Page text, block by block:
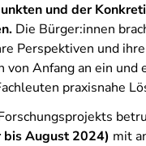
und der
Die Bürger:innen
Perspektiven und ihre
von Anfang an ein und
praxisnahe
bis August 2024) mit